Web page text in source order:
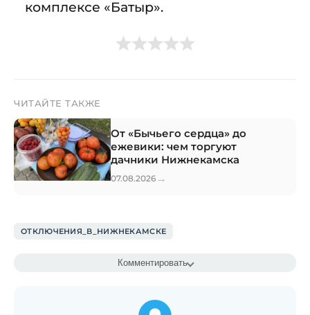
комплексе «Батыр».
ЧИТАЙТЕ ТАКЖЕ
От «Бычьего сердца» до
ежевики: чем торгуют
дачники Нижнекамска
07.08.2026 →
ОТКЛЮЧЕНИЯ_В_НИЖНЕКАМСКЕ
Комментировать